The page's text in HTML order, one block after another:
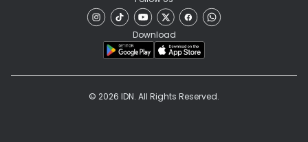
Download
© 2026 IDN. All Rights Reserved.